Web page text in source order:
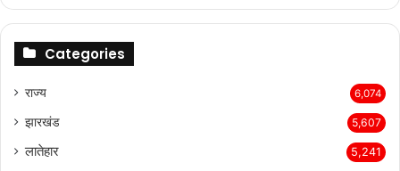
Categories
राज्‍य 6,074
झारखंड 5,607
लातेहार 5,241